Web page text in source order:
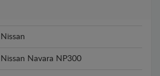
Nissan
Nissan Navara NP300